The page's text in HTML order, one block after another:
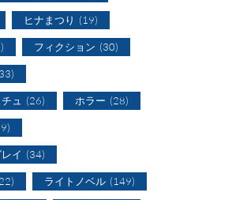
ヒナまつり (19)
フィクション (30)
ュ (26) ホラー (28)
イ (34)
ライトノベル (149)